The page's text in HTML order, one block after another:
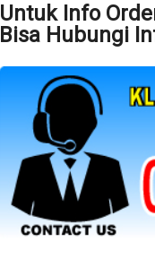
Untuk Info
Bisa Hubungi